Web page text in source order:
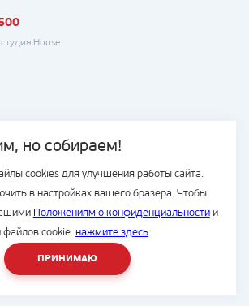
но собираем!
cookies для улучшения работы сайта.
в настройках вашего бразера. Чтобы
Положениям о конфиденциальностии
файлов cookie. нажмите здесь
ПРИНИМАЮ
студия House